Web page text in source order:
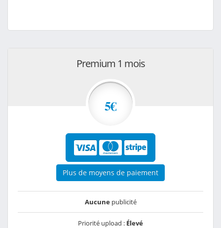
Premium 1 mois
5€
Plus de moyens de paiement
Aucunepublicité
Priorité upload : Élevé